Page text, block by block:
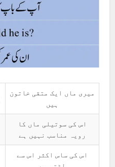
میری ماں ایک متقی خاتون
ہیں
اس کی سوتیلی ماں کا
رویہ مناسب نہیں ہے
اس کی ساس اکثر اس سے